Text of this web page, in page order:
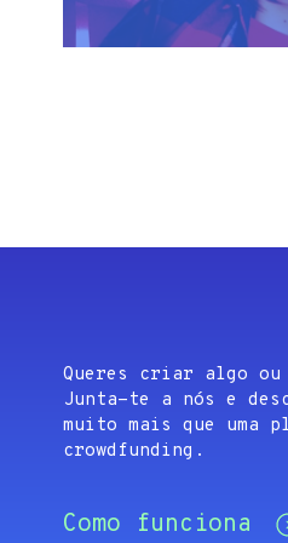
Queres criar algo ou
Junta-te a nós e
muito mais que uma
crowdfunding.
Como funciona